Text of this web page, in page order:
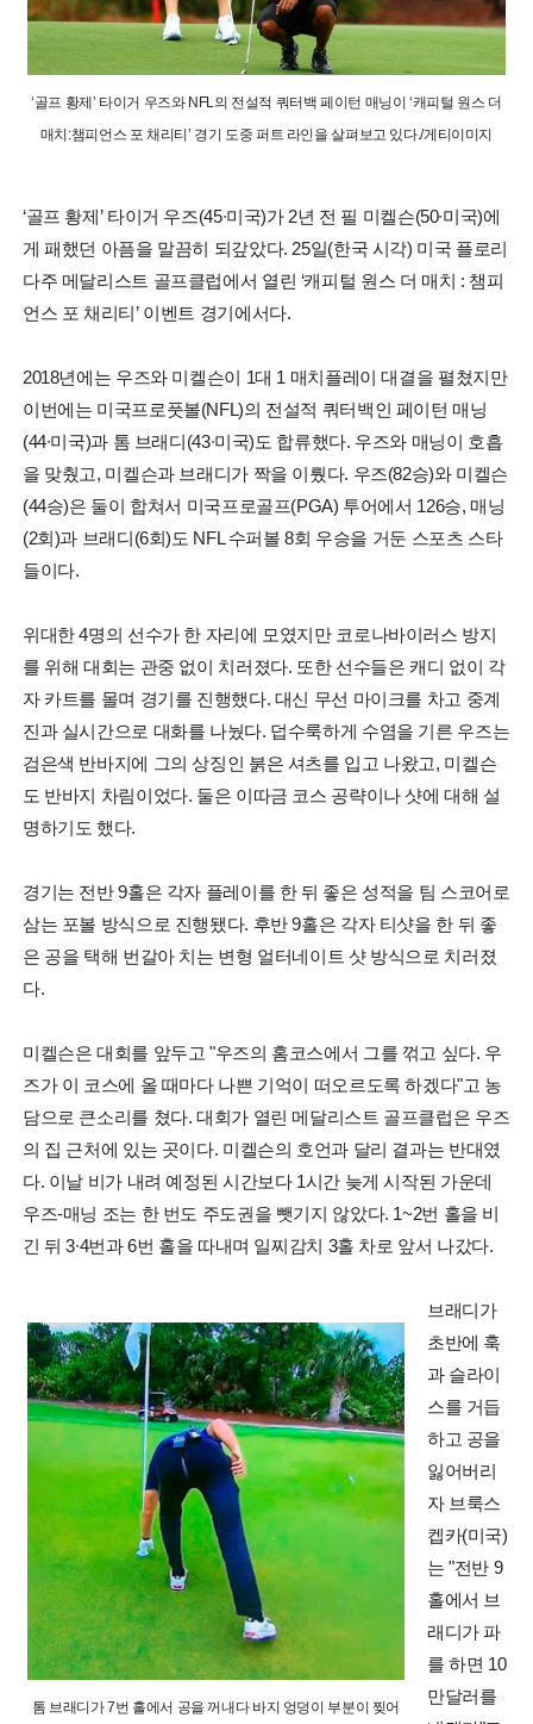
‘골프 황제’ 타이거 우즈와 NFL의 전설적 쿼터백 페이턴 매닝이 ‘캐피털 원스 더
매치:챔피언스 포 채리티’ 경기 도중 퍼트 라인을 살펴보고 있다./게티이미지
‘골프 황제’ 타이거 우즈(45∙미국)가 2년 전 필 미켈슨(50∙미국)에
게 패했던 아픔을 말끔히 되갚았다. 25일(한국 시각) 미국 플로리
다주 메달리스트 골프클럽에서 열린 ‘캐피털 원스 더 매치 : 챔피
언스 포 채리티’ 이벤트 경기에서다.
2018년에는 우즈와 미켈슨이 1대 1 매치플레이 대결을 펼쳤지만
이번에는 미국프로풋볼(NFL)의 전설적 쿼터백인 페이턴 매닝
(44∙미국)과 톰 브래디(43∙미국)도 합류했다. 우즈와 매닝이 호흡
을 맞췄고, 미켈슨과 브래디가 짝을 이뤘다. 우즈(82승)와 미켈슨
(44승)은 둘이 합쳐서 미국프로골프(PGA) 투어에서 126승, 매닝
(2회)과 브래디(6회)도 NFL 수퍼볼 8회 우승을 거둔 스포츠 스타
들이다.
위대한 4명의 선수가 한 자리에 모였지만 코로나바이러스 방지
를 위해 대회는 관중 없이 치러졌다. 또한 선수들은 캐디 없이 각
자 카트를 몰며 경기를 진행했다. 대신 무선 마이크를 차고 중계
진과 실시간으로 대화를 나눴다. 덥수룩하게 수염을 기른 우즈는
검은색 반바지에 그의 상징인 붉은 셔츠를 입고 나왔고, 미켈슨
도 반바지 차림이었다. 둘은 이따금 코스 공략이나 샷에 대해 설
명하기도 했다.
경기는 전반 9홀은 각자 플레이를 한 뒤 좋은 성적을 팀 스코어로
삼는 포볼 방식으로 진행됐다. 후반 9홀은 각자 티샷을 한 뒤 좋
은 공을 택해 번갈아 치는 변형 얼터네이트 샷 방식으로 치러졌
다.
미켈슨은 대회를 앞두고 "우즈의 홈코스에서 그를 꺾고 싶다. 우
즈가 이 코스에 올 때마다 나쁜 기억이 떠오르도록 하겠다"고 농
담으로 큰소리를 쳤다. 대회가 열린 메달리스트 골프클럽은 우즈
의 집 근처에 있는 곳이다. 미켈슨의 호언과 달리 결과는 반대였
다. 이날 비가 내려 예정된 시간보다 1시간 늦게 시작된 가운데
우즈-매닝 조는 한 번도 주도권을 뺏기지 않았다. 1~2번 홀을 비
긴 뒤 3∙4번과 6번 홀을 따내며 일찌감치 3홀 차로 앞서 나갔다.
톰 브래디가 7번 홀에서 공을 꺼내다 바지 엉덩이 부분이 찢어
브래디가
초반에 훅
과 슬라이
스를 거듭
하고 공을
잃어버리
자 브룩스
켑카(미국)
는 "전반 9
홀에서 브
래디가 파
를 하면 10
만달러를